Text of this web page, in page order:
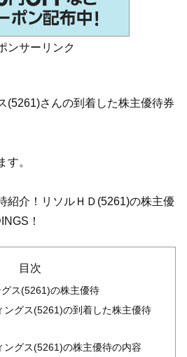
ンサーリンク
(5261)さんの到着した株主優待券
す。
紹介！リソルＨＤ(5261)の株主優
！
目次
ス(5261)の株主優待
ングス(5261)の到着した株主優待
ングス(5261)の株主優待の内容